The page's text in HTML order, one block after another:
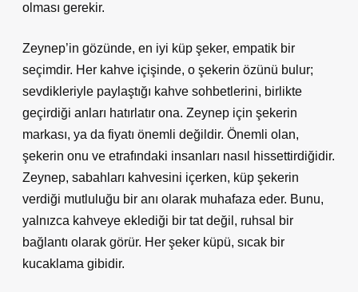
olması gerekir.
Zeynep’in gözünde, en iyi küp şeker, empatik bir
seçimdir. Her kahve içişinde, o şekerin özünü bulur;
sevdikleriyle paylaştığı kahve sohbetlerini, birlikte
geçirdiği anları hatırlatır ona. Zeynep için şekerin
markası, ya da fiyatı önemli değildir. Önemli olan,
şekerin onu ve etrafındaki insanları nasıl hissettirdiğidir.
Zeynep, sabahları kahvesini içerken, küp şekerin
verdiği mutluluğu bir anı olarak muhafaza eder. Bunu,
yalnızca kahveye eklediği bir tat değil, ruhsal bir
bağlantı olarak görür. Her şeker küpü, sıcak bir
kucaklama gibidir.